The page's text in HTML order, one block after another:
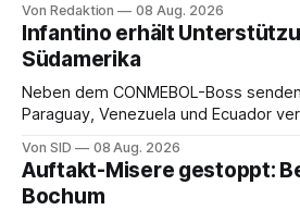
Von Redaktion 08 Aug. 2026
Infantino erhält
Südamerika
Neben dem CONMEBOL-Boss
Paraguay, Venezuela und Ecuador
Von SID 08 Aug. 2026
Auftakt-Misere gestoppt:
Bochum